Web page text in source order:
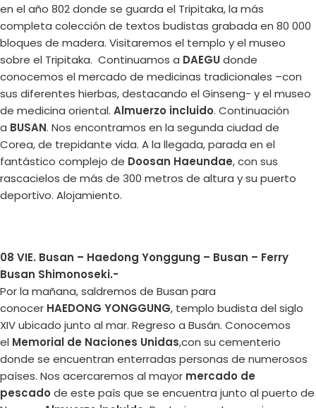
en el año 802 donde se guarda el Tripitaka, la más
completa colección de textos budistas grabada en 80 000
bloques de madera. Visitaremos el templo y el museo
sobre el Tripitaka. Continuamos a DAEGUdonde
conocemos el mercado de medicinas tradicionales –con
sus diferentes hierbas, destacando el Ginseng- y el museo
de medicina oriental. Almuerzo incluido. Continuación
a BUSAN. Nos encontramos en la segunda ciudad de
Corea, de trepidante vida. A la llegada, parada en el
fantástico complejo de Doosan Haeundae, con sus
rascacielos de más de 300 metros de altura y su puerto
deportivo. Alojamiento.
08 VIE. Busan – Haedong Yonggung – Busan – Ferry
Busan Shimonoseki.-
Por la mañana, saldremos de Busan para
conocer HAEDONG YONGGUNG, templo budista del siglo
XIV ubicado junto al mar. Regreso a Busán. Conocemos
el Memorial de Naciones Unidas,con su cementerio
donde se encuentran enterradas personas de numerosos
países. Nos acercaremos al mayor mercado de
pescado de este país que se encuentra junto al puerto de